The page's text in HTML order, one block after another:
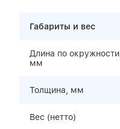
Габариты и вес
Длина по окружности,
мм
Толщина, мм
Вес (нетто)